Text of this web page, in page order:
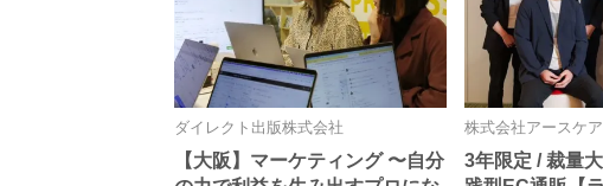
ダイレクト出版株式会社
【大阪】マーケティング 〜自分
株式会社アースケア
3年限定 / 裁量